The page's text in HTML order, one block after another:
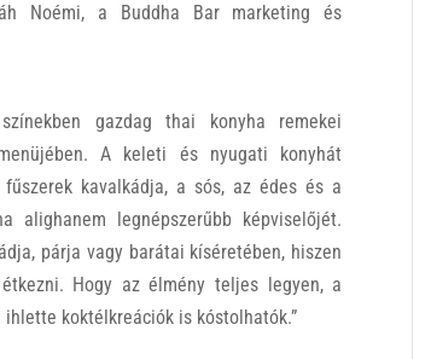
Noémi, a Buddha Bar marketing és
gazdag thai konyha remekei
A keleti és nyugati konyhát
kavalkádja, a sós, az édes és a
alighanem legnépszerűbb képviselőjét.
párja vagy barátai kíséretében, hiszen
Hogy az élmény teljes legyen, a
koktélkreációk is kóstolhatók.”